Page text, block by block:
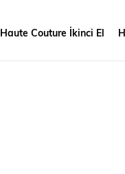
Haute Couture İkinci El